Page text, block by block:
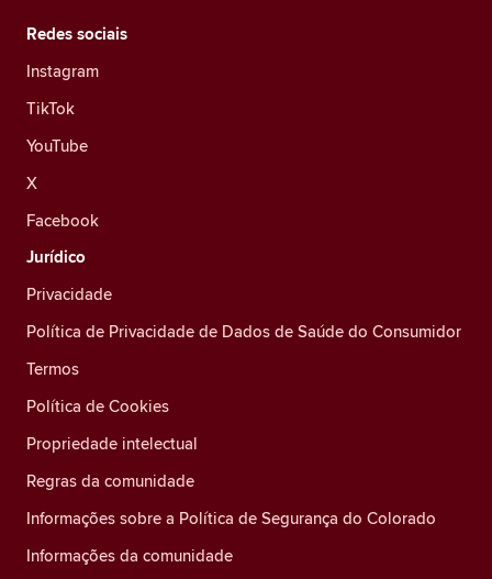
Redes sociais
Instagram
TikTok
YouTube
X
Facebook
Jurídico
Privacidade
Política de Privacidade de Dados de Saúde do Consumidor
Termos
Política de Cookies
Propriedade intelectual
Regras da comunidade
Informações sobre a Política de Segurança do Colorado
Informações da comunidade